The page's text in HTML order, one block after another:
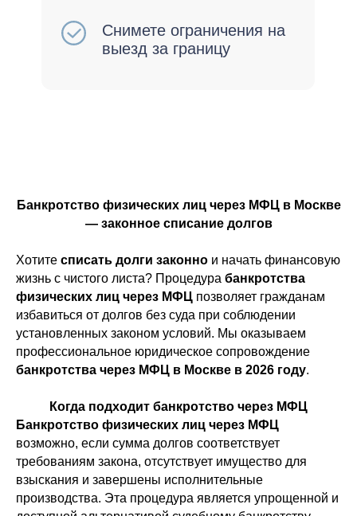
Банкротство физических лиц через МФЦ в Москве
— законное списание долгов
Хотите списать долги законно и начать финансовую
жизнь с чистого листа? Процедура банкротства
физических лиц через МФЦ позволяет гражданам
избавиться от долгов без суда при соблюдении
установленных законом условий. Мы оказываем
профессиональное юридическое сопровождение
банкротства через МФЦ в Москве в 2026 году.
Когда подходит банкротство через МФЦ
Банкротство физических лиц через МФЦ
возможно, если сумма долгов соответствует
требованиям закона, отсутствует имущество для
взыскания и завершены исполнительные
производства. Эта процедура является упрощенной и